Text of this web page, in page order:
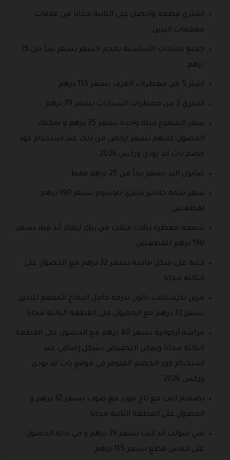
اشتري قطعة واحصل على الثانية مجانا من علاقات
معقمات اليدين .
جميع منتجات الأساسية بحجم السفر بسعر يبدأ من 15
درهم .
اشتر 5 من معطرات الغرف بسعر 115 درهم .
اشتري 2 من معطرات السيارات بسعر 79 درهم .
سعر الشموع فتلة واحدة بسعر 35 درهم و يمكنك
الحصول عليهم بسعر ارخص من ذلك عند استخدام كود
خصم باث اند بودي وركس 2026 .
صابون اليد بسعر يبدأ من 25 درهم فقط .
سعر شمة جابانيز شيري بلوسوم بسعر 190 درهم
لقطعتين .
شمعة معطرة بثلاث فتلات من بيك ليلاك آند فيلا بسعر
190 درهم للقطعتين .
حلية على شكل ماسة بسعر 32 درهم مع الحصول على
الثالثة مجانا .
مزين بكرستالات بالون تدرجة حامل البخاخ المعقم لليدين
بسعر 32 درهم مع الحصول على القطعة الثالثة مجانا .
فراشة أرجوانية بسعر 40 درهم مع الحصول على القطعة
الثالثة مجانا ويمكن التخفيض بشكل إضافي عند
استخدام كود الخصم المتوفر في موقع باث اند بودي
وركس 2026 .
تصميم ارنت مع ثاج مورد مع صوت بسعر 32 درهم و
الحصول على القطعة الثانية مجانا .
سي سولت اند لايت بسعر 39 درهم و في حالة الحصول
على خمس قطع بسعر 115 درهم .